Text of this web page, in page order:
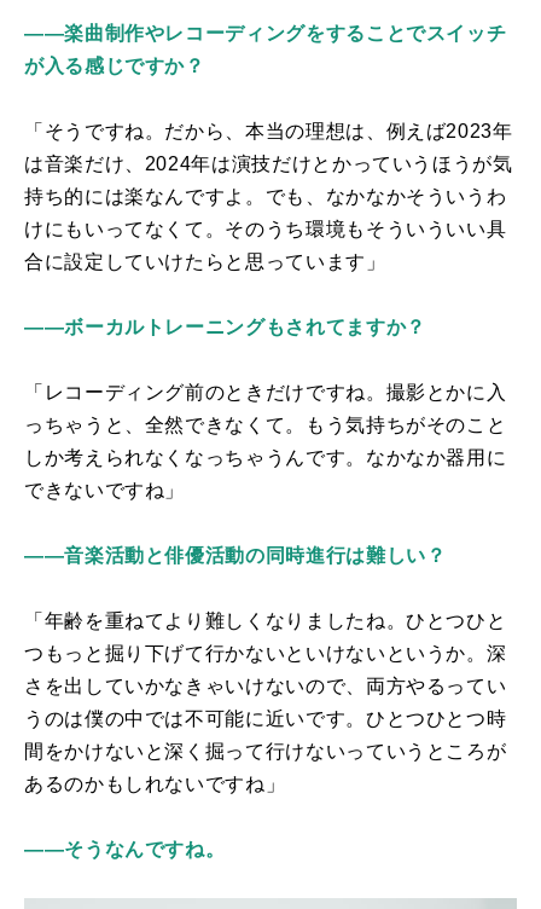
――楽曲制作やレコーディングをすることでスイッチ
が入る感じですか？
「そうですね。だから、本当の理想は、例えば2023年
は音楽だけ、2024年は演技だけとかっていうほうが気
持ち的には楽なんですよ。でも、なかなかそういうわ
けにもいってなくて。そのうち環境もそういういい具
合に設定していけたらと思っています」
――ボーカルトレーニングもされてますか？
「レコーディング前のときだけですね。撮影とかに入
っちゃうと、全然できなくて。もう気持ちがそのこと
しか考えられなくなっちゃうんです。なかなか器用に
できないですね」
――音楽活動と俳優活動の同時進行は難しい？
「年齢を重ねてより難しくなりましたね。ひとつひと
つもっと掘り下げて行かないといけないというか。深
さを出していかなきゃいけないので、両方やるってい
うのは僕の中では不可能に近いです。ひとつひとつ時
間をかけないと深く掘って行けないっていうところが
あるのかもしれないですね」
――そうなんですね。